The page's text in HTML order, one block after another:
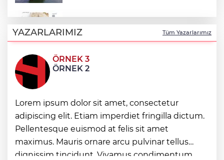
tek platformda
Türkiye ile Vietnam arasında 'hava'da
yeni dönem... Sefer kapasitesi artırıldı
Görevden uzaklaştırılan Utku Caner
Çaykara hakkında tahliye kararı
Fındık alım fiyatları açıklandı... Alımlar 24
Ağustos'ta başlıyor
YAZARLARIMIZ Tüm Yazarlarımız
ÖRNEK 3
ÖRNEK 2
Lorem ipsum dolor sit amet, consectetur
adipiscing elit. Etiam imperdiet fringilla dictum.
Pellentesque euismod at felis sit amet
maximus. Mauris ornare arcu pulvinar tellus
dignissim tincidunt. Vivamus condimentum